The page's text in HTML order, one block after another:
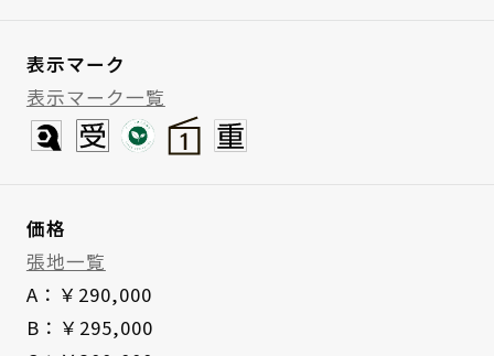
表示マーク
表示マーク一覧
価格
張地一覧
A：￥290,000
B：￥295,000